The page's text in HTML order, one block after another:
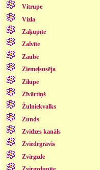
Vitrupe
Vizla
Zaķupīte
Zalvīte
Zaube
Ziemeļsusēja
Zilupe
Zīvārtiņš
Žulniekvalks
Zunds
Zvidzes kanāls
Zviedrgrāvis
Zvirgzde